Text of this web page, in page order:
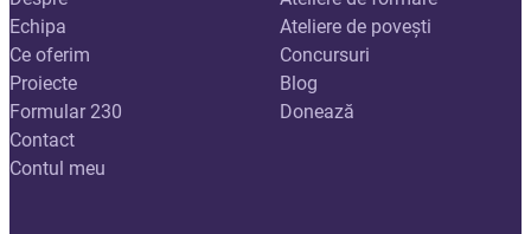
Echipa
Ce oferim
Proiecte
Formular 230
Contact
Contul meu
Ateliere de povești
Concursuri
Blog
Donează